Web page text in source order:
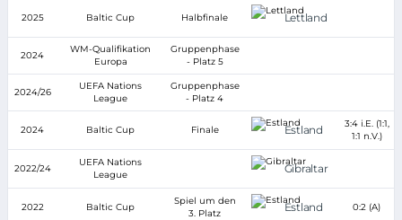
2025 Baltic Cup Halbfinale Lettland
2024
WM-Qualifikation
Europa
Gruppenphase
- Platz 5
2024/26
UEFA Nations
League
Gruppenphase
- Platz 4
2024 Baltic Cup Finale Estland
3:4 i.E. (1:1,
1:1 n.V.)
2022/24
UEFA Nations
League
Gibraltar
2022 Baltic Cup
Spiel um den
3. Platz
Estland 0:2 (A)